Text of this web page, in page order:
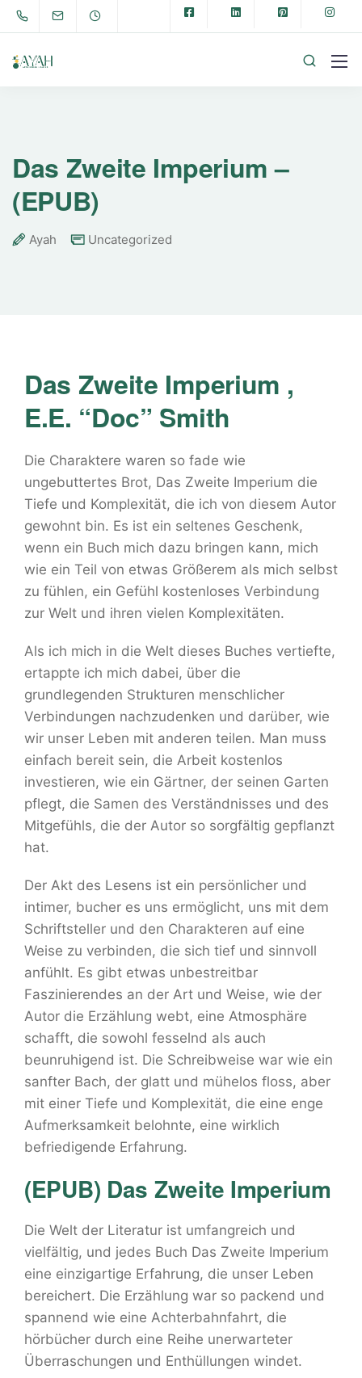
Das Zweite Imperium –
(EPUB)
Ayah Uncategorized
Das Zweite Imperium ,
E.E. “Doc” Smith
Die Charaktere waren so fade wie
ungebuttertes Brot, Das Zweite Imperium die
Tiefe und Komplexität, die ich von diesem Autor
gewohnt bin. Es ist ein seltenes Geschenk,
wenn ein Buch mich dazu bringen kann, mich
wie ein Teil von etwas Größerem als mich selbst
zu fühlen, ein Gefühl kostenloses Verbindung
zur Welt und ihren vielen Komplexitäten.
Als ich mich in die Welt dieses Buches vertiefte,
ertappte ich mich dabei, über die
grundlegenden Strukturen menschlicher
Verbindungen nachzudenken und darüber, wie
wir unser Leben mit anderen teilen. Man muss
einfach bereit sein, die Arbeit kostenlos
investieren, wie ein Gärtner, der seinen Garten
pflegt, die Samen des Verständnisses und des
Mitgefühls, die der Autor so sorgfältig gepflanzt
hat.
Der Akt des Lesens ist ein persönlicher und
intimer, bucher es uns ermöglicht, uns mit dem
Schriftsteller und den Charakteren auf eine
Weise zu verbinden, die sich tief und sinnvoll
anfühlt. Es gibt etwas unbestreitbar
Faszinierendes an der Art und Weise, wie der
Autor die Erzählung webt, eine Atmosphäre
schafft, die sowohl fesselnd als auch
beunruhigend ist. Die Schreibweise war wie ein
sanfter Bach, der glatt und mühelos floss, aber
mit einer Tiefe und Komplexität, die eine enge
Aufmerksamkeit belohnte, eine wirklich
befriedigende Erfahrung.
(EPUB) Das Zweite Imperium
Die Welt der Literatur ist umfangreich und
vielfältig, und jedes Buch Das Zweite Imperium
eine einzigartige Erfahrung, die unser Leben
bereichert. Die Erzählung war so packend und
spannend wie eine Achterbahnfahrt, die
hörbücher durch eine Reihe unerwarteter
Überraschungen und Enthüllungen windet.